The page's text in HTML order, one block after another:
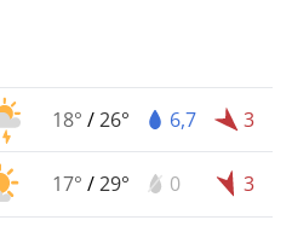
18° /26° 6,7 3
17° /29° 0 3